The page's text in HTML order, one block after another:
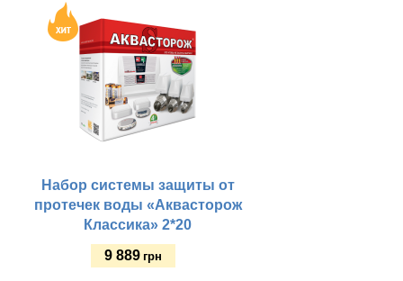
Набор системы защиты от
протечек воды «Аквасторож
Классика» 2*20
9 889 грн